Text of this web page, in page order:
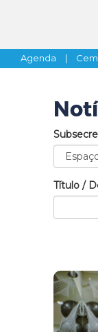
Agenda |
Título /